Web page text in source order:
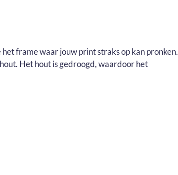
frame waar jouw print straks op kan pronken.
Het hout is gedroogd, waardoor het